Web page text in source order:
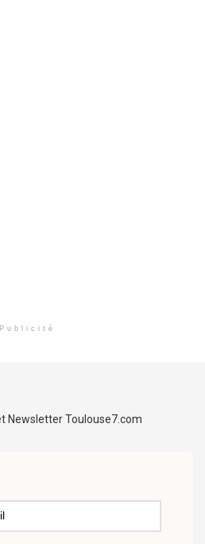
Publicité
Newsletter Toulouse7.com